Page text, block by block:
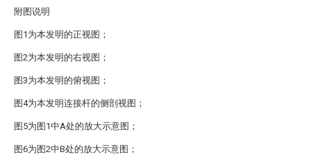
附图说明
图1为本发明的正视图；
图2为本发明的右视图；
图3为本发明的俯视图；
图4为本发明连接杆的侧剖视图；
图5为图1中A处的放大示意图；
图6为图2中B处的放大示意图；